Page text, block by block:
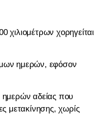
χιλιομέτρων χορηγείται
ημερών, εφόσον
ημερών αδείας που
μετακίνησης, χωρίς